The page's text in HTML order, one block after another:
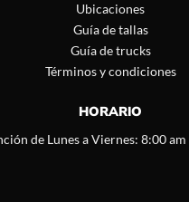
Ubicaciones
Guía de tallas
Guía de trucks
Términos y condiciones
HORARIO
de Lunes a Viernes: 8:00 am